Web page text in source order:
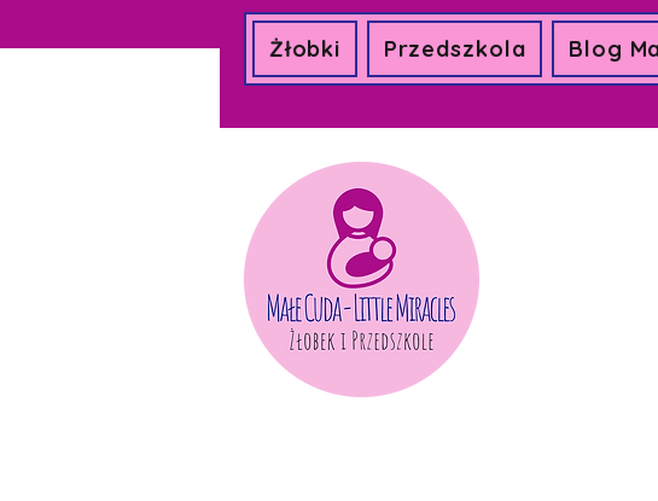
Żłobki Przedszkola Blog